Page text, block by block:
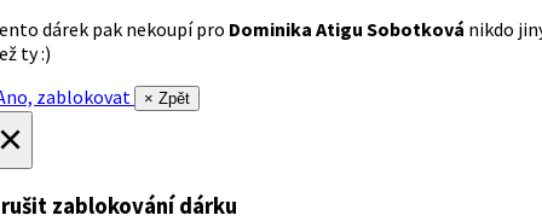
dárek pak nekoupí pro Dominika Atigu Sobotková nikdo
ty :)
zablokovat
× Zpět
zablokování dárku